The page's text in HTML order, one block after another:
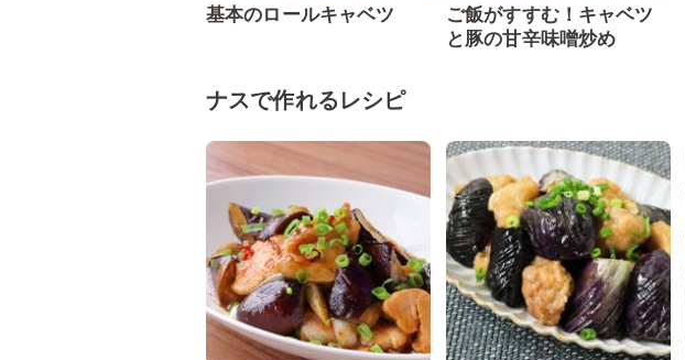
基本のロールキャベツ
ご飯がすすむ！キャベツ
と豚の甘辛味噌炒め
ナスで作れるレシピ